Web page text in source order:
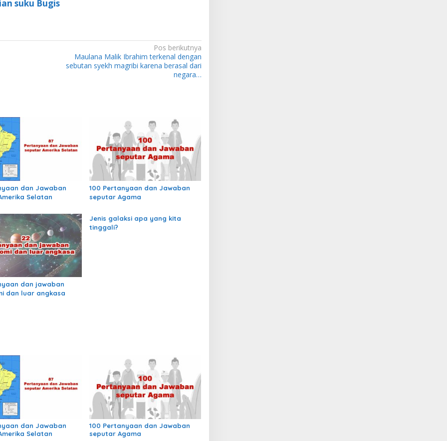
suku Bugis
Pos berikutnya
Maulana Malik Ibrahim terkenal dengan
sebutan syekh magribi karena berasal dari
negara…
dan Jawaban
Selatan
100 Pertanyaan dan Jawaban
seputar Agama
dan jawaban
dan luar angkasa
Jenis galaksi apa yang kita
tinggali?
dan Jawaban
Selatan
100 Pertanyaan dan Jawaban
seputar Agama